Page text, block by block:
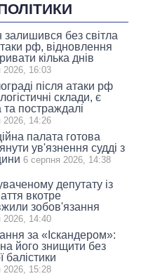
залишився без світла
рф, відновлення
кілька днів
2026, 16:03
після атаки рф
склади, є
постраждалі
2026, 14:26
палата готова
ув'язнення судді з
6 серпня 2026, 14:38
депутату із
вкотре
зобов'язання
2026, 14:40
за «Іскандером»:
його знищити без
балістики
2026, 15:28